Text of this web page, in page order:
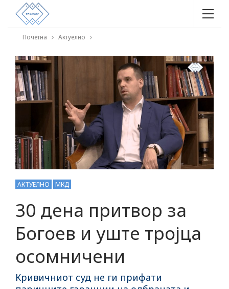
Почетна Актуелно
АКТУЕЛНО МКД
30 дена притвор за
Богоев и уште тројца
осомничени
Кривичниот суд не ги прифати